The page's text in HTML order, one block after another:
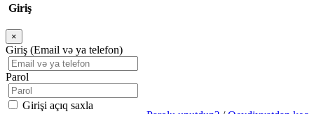
Giriş
×
Bağla
Giriş (Email və ya telefon)
Parol
Girişi açıq saxla